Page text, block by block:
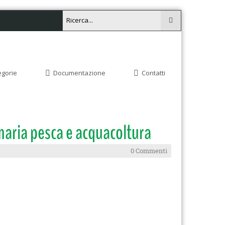
Documentazione Contatti
pesca e acquacoltura
0 Commenti